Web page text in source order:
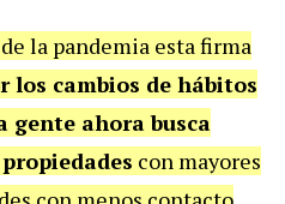
la pandemia esta firma
los cambios de hábitos
gente ahora busca
con mayores